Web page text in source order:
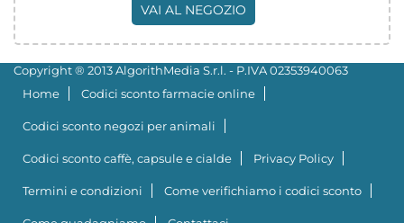
VAI AL NEGOZIO
Copyright ® 2013 AlgorithMedia S.r.l. - P.IVA 02353940063
Home
Codici sconto farmacie online
Codici sconto negozi per animali
Codici sconto caffè, capsule e cialde Privacy Policy
Termini e condizioni Come verifichiamo i codici sconto